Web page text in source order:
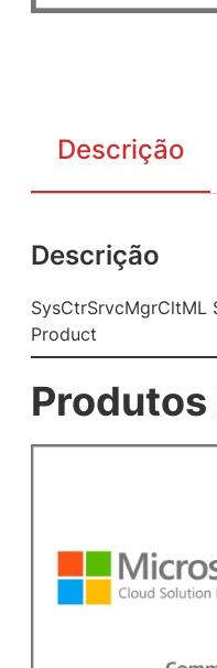
Descrição
Descrição
SysCtrSrvcMgrCltML
Product